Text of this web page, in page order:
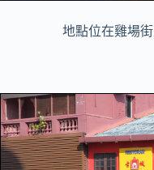
地點位在雞場